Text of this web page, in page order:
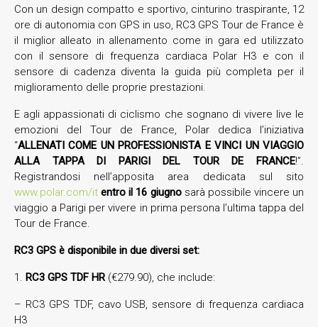
Con un design compatto e sportivo, cinturino traspirante, 12
ore di autonomia con GPS in uso, RC3 GPS Tour de France è
il miglior alleato in allenamento come in gara ed utilizzato
con il sensore di frequenza cardiaca Polar H3 e con il
sensore di cadenza diventa la guida più completa per il
miglioramento delle proprie prestazioni.
E agli appassionati di ciclismo che sognano di vivere live le
emozioni del Tour de France, Polar dedica l’iniziativa
“ALLENATI COME UN PROFESSIONISTA E VINCI UN VIAGGIO
ALLA TAPPA DI PARIGI DEL TOUR DE FRANCE!”.
Registrandosi nell’apposita area dedicata sul sito
www.polar.com/it entro il 16 giugnosarà possibile vincere un
viaggio a Parigi per vivere in prima persona l’ultima tappa del
Tour de France.
RC3 GPS è disponibile in due diversi set:
1. RC3 GPS TDF HR(€279.90), che include:
– RC3 GPS TDF, cavo USB, sensore di frequenza cardiaca
H3